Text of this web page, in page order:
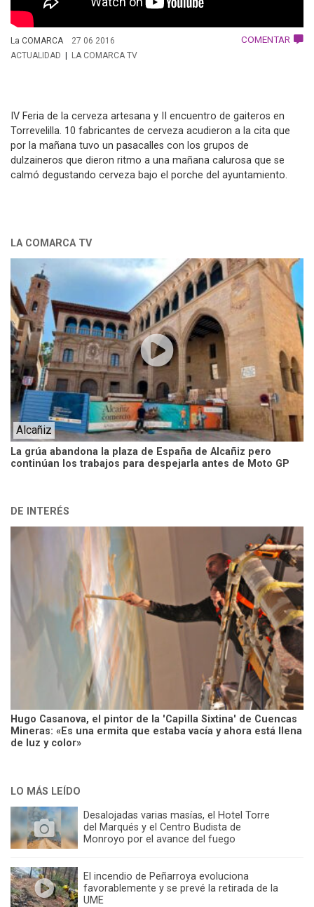
La COMARCA 27 06 2016 COMENTAR
ACTUALIDAD LA COMARCA TV
IV Feria de la cerveza artesana y II encuentro de gaiteros en
Torrevelilla. 10 fabricantes de cerveza acudieron a la cita que
por la mañana tuvo un pasacalles con los grupos de
dulzaineros que dieron ritmo a una mañana calurosa que se
calmó degustando cerveza bajo el porche del ayuntamiento.
LA COMARCA TV
La grúa abandona la plaza de España de Alcañiz pero
continúan los trabajos para despejarla antes de Moto GP
Alcañiz
DE INTERÉS
Hugo Casanova, el pintor de la 'Capilla Sixtina' de Cuencas
Mineras: «Es una ermita que estaba vacía y ahora está llena
de luz y color»
LO MÁS LEÍDO
Desalojadas varias masías, el Hotel Torre
del Marqués y el Centro Budista de
Monroyo por el avance del fuego
El incendio de Peñarroya evoluciona
favorablemente y se prevé la retirada de la
UME